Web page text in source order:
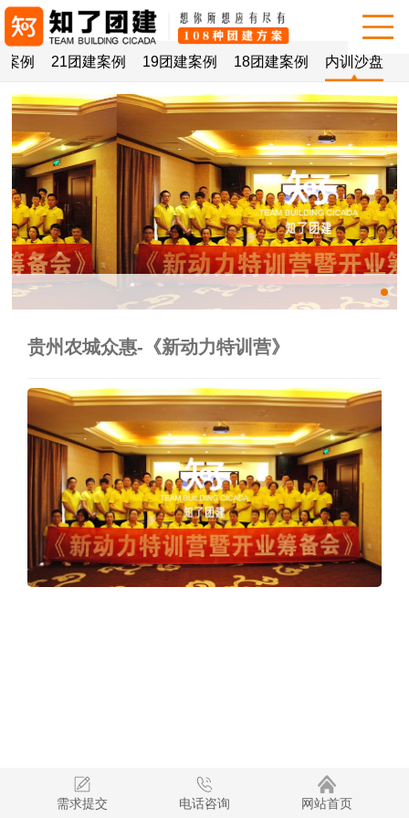
案例 21团建案例 19团建案例 18团建案例 内训沙盘
贵州农城众惠-《新动力特训营》
需求提交 电话咨询 网站首页